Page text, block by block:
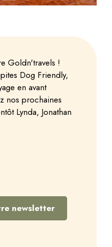
Goldn'travels !
Dog Friendly,
en avant
nos prochaines
Lynda, Jonathan
newsletter